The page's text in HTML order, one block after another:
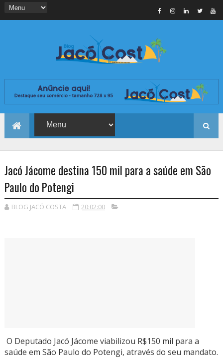
Jacó Jácome destina 150 mil para a saúde em São
Paulo do Potengi
BLOG JACÓ COSTA 20:02:00
O Deputado Jacó Jácome viabilizou R$150 mil para a
saúde em São Paulo do Potengi, através do seu mandato.